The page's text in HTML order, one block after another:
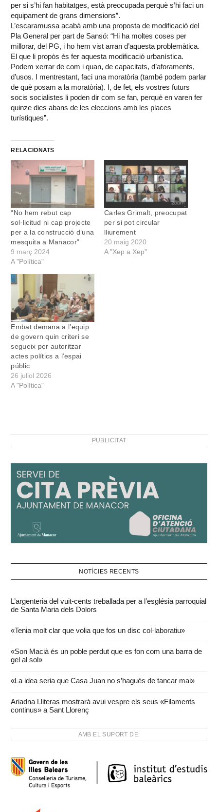
per si s’hi fan habitatges, està preocupada perquè s’hi faci un
equipament de grans dimensions”.
L’escaramussa acabà amb una proposta de modificació del
Pla General per part de Sansó: “Hi ha moltes coses per
millorar, del PG, i ho hem vist arran d’aquesta problemàtica.
El que li propòs és fer aquesta modificació urbanística.
Podem xerrar de com i quan, de capacitats, d’aforaments,
d’usos. I mentrestant, faci una moratòria (també podem parlar
de què posam a la moratòria). I, de fet, els vostres futurs
socis socialistes li poden dir com se fan, perquè en varen fer
quinze dies abans de les eleccions amb les places
turístiques”.
RELACIONATS
“No hem rebut cap
sol·licitud ni cap projecte
per a la construcció d’una
mesquita a Manacor”
9 març 2024
A "Política"
Carles Grimalt, preocupat
per si pot circular
lliurement
20 maig 2020
A "Xep a Xep"
Embat demana a l’equip
de govern quin criteri se
segueix per autoritzar
actes polítics a l’espai
públic
26 juliol 2026
A "Política"
PUBLICITAT
NOTÍCIES RECENTS
L’argenteria del vuit-cents treballada per a l’església parroquial
de Santa Maria dels Dolors
«Tenia molt clar que volia que fos un disc col·laboratiu»
«Son Macià és un poble perdut que es fon com una barra de
gel al sol»
«La idea seria que Casa Juan no s’hagués de tancar mai»
Ariadna Lliteras mostrarà avui vespre els seus «Filaments
continus» a Sant Llorenç
AMB EL SUPORT DE: